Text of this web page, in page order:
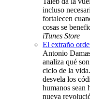
incluso
fortalecen
cosas se
iTunes Store
El extraño
Antonio
analiza qué
ciclo de la
desvela los
humanos sean
nueva